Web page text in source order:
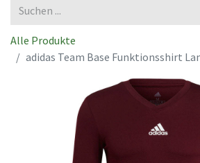
Alle Produkte
adidas Team Base Funktionsshirt